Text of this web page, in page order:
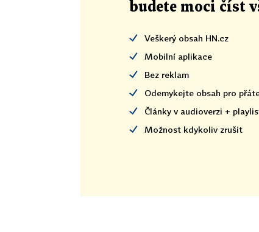
budete moci číst
Veškerý obsah HN.cz
Mobilní aplikace
Bez reklam
Odemykejte obsah pro
Články v audioverzi +
Možnost kdykoliv zrušit